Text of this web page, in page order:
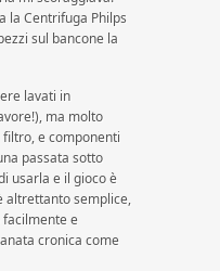
la Centrifuga Philps
sul bancone la
lavati in
ma molto
filtro, e componenti
passata sotto
usarla e il gioco è
altrettanto semplice,
e
cronica come